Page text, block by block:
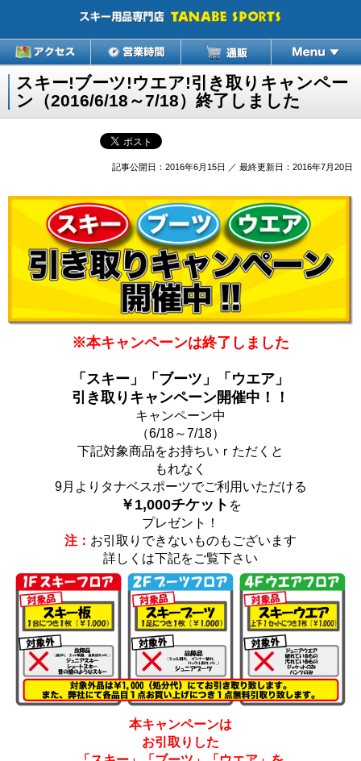
スキー!ブーツ!ウエア!引き取りキャンペー
ン（2016/6/18～7/18）終了しました
記事公開日：2016年6月15日 ／ 最終更新日：2016年7月20日
※本キャンペーンは終了しました
「スキー」「ブーツ」「ウエア」
引き取りキャンペーン開催中！！
キャンペーン中
（6/18～7/18）
下記対象商品をお持ちいｒただくと
もれなく
9月よりタナベスポーツでご利用いただける
￥1,000チケット を
プレゼント！
注： お引取りできないものもございます
詳しくは下記をご覧下さい
本キャンペーンは
お引取りした